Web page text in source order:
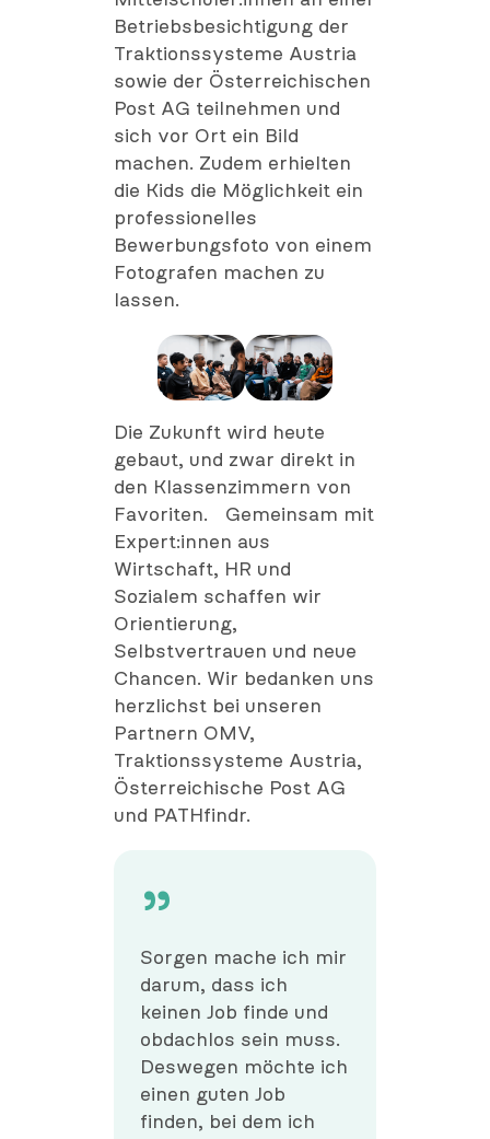
Betriebsbesichtigung der
Traktionssysteme Austria
sowie der Österreichischen
Post AG teilnehmen und
sich vor Ort ein Bild
machen. Zudem erhielten
die Kids die Möglichkeit ein
professionelles
Bewerbungsfoto von einem
Fotografen machen zu
lassen.
Die Zukunft wird heute
gebaut, und zwar direkt in
den Klassenzimmern von
Favoriten. Gemeinsam mit
Expert:innen aus
Wirtschaft, HR und
Sozialem schaffen wir
Orientierung,
Selbstvertrauen und neue
Chancen. Wir bedanken uns
herzlichst bei unseren
Partnern OMV,
Traktionssysteme Austria,
Österreichische Post AG
und PATHfindr.
Sorgen mache ich mir
darum, dass ich
keinen Job finde und
obdachlos sein muss.
Deswegen möchte ich
einen guten Job
finden, bei dem ich